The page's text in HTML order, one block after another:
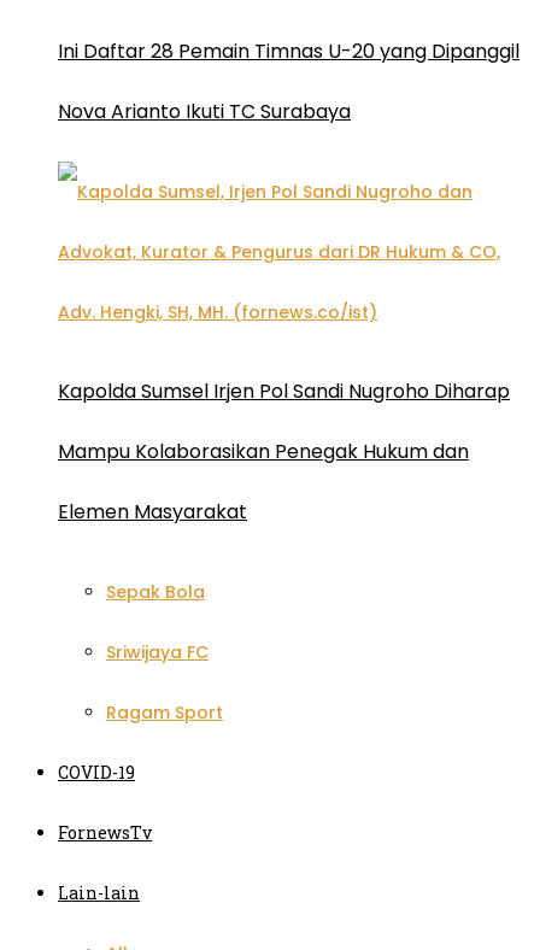
Ini Daftar 28 Pemain Timnas U-20 yang Dipanggil
Nova Arianto Ikuti TC Surabaya
Kapolda Sumsel Irjen Pol Sandi Nugroho Diharap
Mampu Kolaborasikan Penegak Hukum dan
Elemen Masyarakat
Sepak Bola
Sriwijaya FC
Ragam Sport
COVID-19
FornewsTv
Lain-lain